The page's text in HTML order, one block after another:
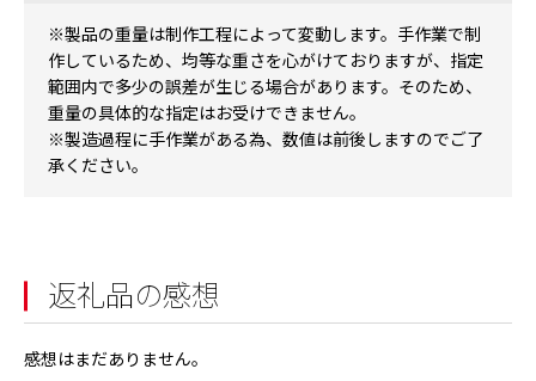
※製品の重量は制作工程によって変動します。手作業で制
作しているため、均等な重さを心がけておりますが、指定
範囲内で多少の誤差が生じる場合があります。そのため、
重量の具体的な指定はお受けできません。
※製造過程に手作業がある為、数値は前後しますのでご了
承ください。
返礼品の感想
感想はまだありません。